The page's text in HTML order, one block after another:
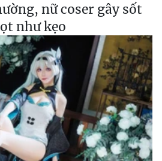
nữ coser gây sốt
như kẹo